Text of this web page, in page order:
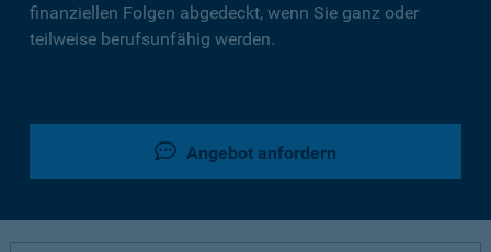
finanziellen Folgen abgedeckt, wenn Sie ganz oder
teilweise berufsunfähig werden.
Angebot anfordern